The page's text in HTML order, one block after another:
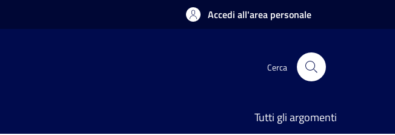
Accedi all'area personale
Cerca
Tutti gli argomenti